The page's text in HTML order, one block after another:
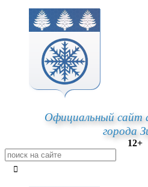
Официальный сайт
города
12+